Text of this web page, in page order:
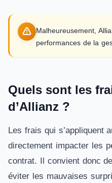
Malheureusement,
performances de la
Quels sont les
d’Allianz ?
Les frais qui s’appliquent
directement impacter les
contrat. Il convient donc
éviter les mauvaises